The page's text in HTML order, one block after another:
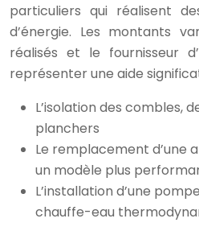
particuliers qui réalisent
d’énergie. Les montants
réalisés et le fournisseur
représenter une aide
L’isolation des combles,
planchers
Le remplacement d’une
un modèle plus
L’installation d’une
chauffe-eau